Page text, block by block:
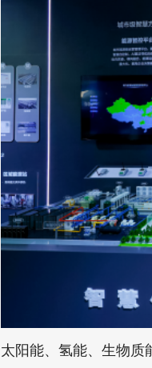
太阳能、氢能、生物质